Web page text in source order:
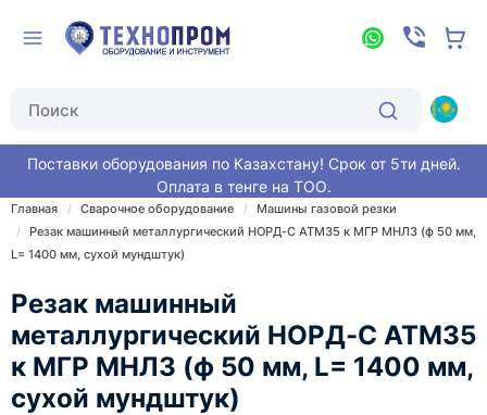
Поставки оборудования по Казахстану! Срок от 5ти дней.
Оплата в тенге на ТОО.
Главная Сварочное оборудование
Машины газовой резки
Резак машинный металлургический НОРД-С АТМ35 к МГР МНЛЗ (ф 50 мм,
L= 1400 мм, сухой мундштук)
Резак машинный
металлургический НОРД-С АТМ35
к МГР МНЛЗ (ф 50 мм, L= 1400 мм,
сухой мундштук)